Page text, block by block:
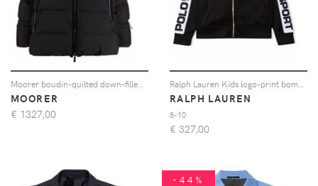
MOORER
€ 1327,00
RALPH LAUREN
8-10
€ 327,00
-44%